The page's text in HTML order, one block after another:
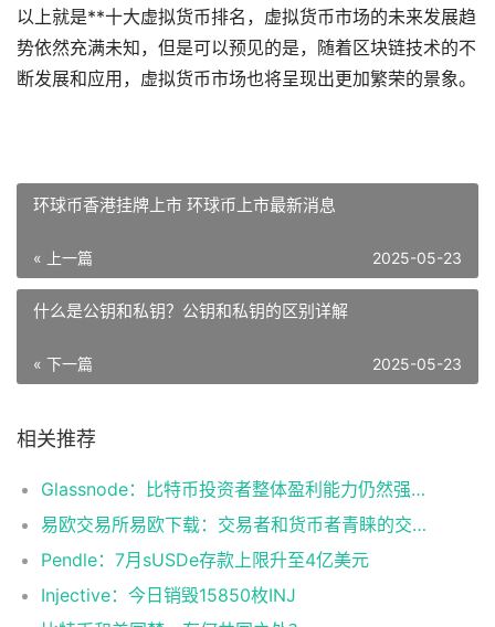
以上就是**十大虚拟货币排名，虚拟货币市场的未来发展趋
势依然充满未知，但是可以预见的是，随着区块链技术的不
断发展和应用，虚拟货币市场也将呈现出更加繁荣的景象。
环球币香港挂牌上市 环球币上市最新消息
« 上一篇 2025-05-23
什么是公钥和私钥？公钥和私钥的区别详解
« 下一篇 2025-05-23
相关推荐
Glassnode：比特币投资者整体盈利能力仍然强劲，更大的波动即将到来
易欧交易所易欧下载：交易者和货币者青睐的交易平台
Pendle：7月sUSDe存款上限升至4亿美元
Injective：今日销毁15850枚INJ